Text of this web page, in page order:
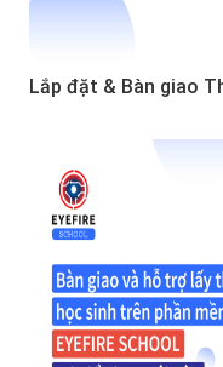
Lắp đặt & Bàn giao